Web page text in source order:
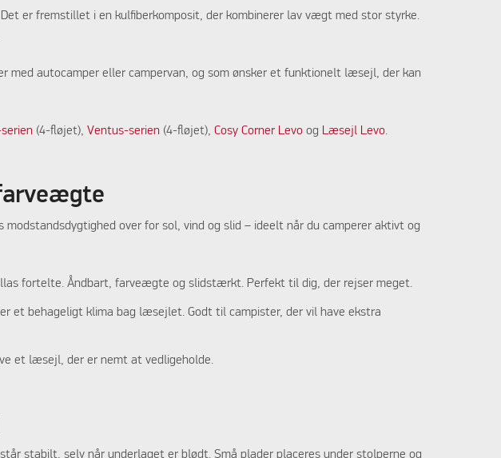
er fremstillet i en kulfiberkomposit, der kombinerer lav vægt med stor styrke.
med autocamper eller campervan, og som ønsker et funktionelt læsejl, der kan
(4-fløjet),Ventus-serien (4-fløjet),Cosy Corner Levo og Læsejl Levo.
over for sol, vind og slid – ideelt når du camperer aktivt og
fortelte. Åndbart, farveægte og slidstærkt. Perfekt til dig, der rejser meget.
et behageligt klima bag læsejlet. Godt til campister, der vil have ekstra
et læsejl, der er nemt at vedligeholde.
stabilt, selv når underlaget er blødt. Små plader placeres under stolperne og